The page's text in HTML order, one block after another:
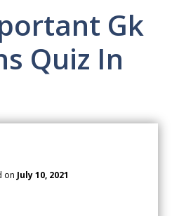
n
m
k
Gk
Quiz In
on July 10, 2021